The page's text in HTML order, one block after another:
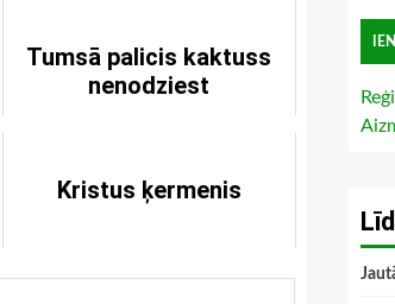
Tumsā palicis kaktuss
nenodziest
Kristus ķermenis